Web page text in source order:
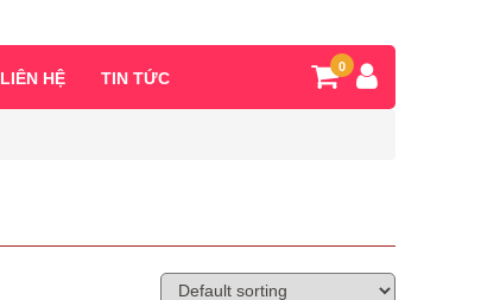
LIÊN HỆ TIN TỨC
0